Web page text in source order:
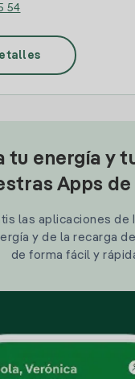
54
tu energía y
Apps
las aplicaciones de
y de la recarga
de forma fácil y